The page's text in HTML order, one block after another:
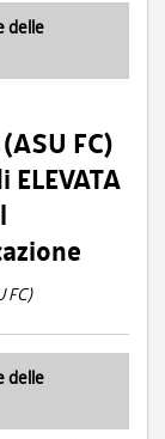
delle
FC)
FC)
delle